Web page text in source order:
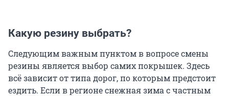
Какую резину выбрать?
Следующим важным пунктом в вопросе смены
резины является выбор самих покрышек. Здесь
всё зависит от типа дорог, по которым предстоит
ездить. Если в регионе снежная зима с частным